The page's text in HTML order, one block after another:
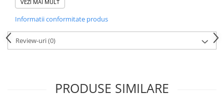
diferențele dintre forme, dezvoltând abilități de comparație și
mână-ochi și precizia mișcărilor.
Specificații:
Material: plastic
Conține 5 șabloane: cerc, triunghi, dreptunghi, pătrat,
Nu este recomandat copiilor sub 3 ani. Ambalajele trebuie
VEZI MAI MULT
Informatii conformitate produs
Review-uri(0)
PRODUSE SIMILARE